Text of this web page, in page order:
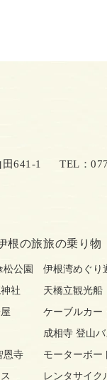
田641-1 TEL：
根の旅
松公園
社
恩寺
旅の乗り物
伊根湾めぐり
天橋立観光船
ケーブルカー
成相寺 登山バ
モーターボー
レンタサイク